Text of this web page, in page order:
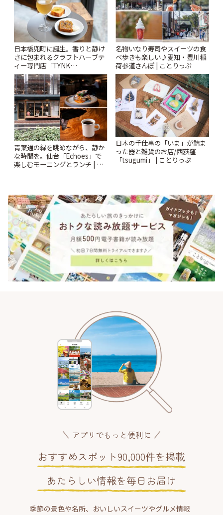
日本橋兜町に誕生。香りと静け
さに包まれるクラフトハーブテ
ィー専門店「TYNK
Kabutocho」 | ことりっぷ
名物いなり寿司やスイーツの食
べ歩きも楽しい♪愛知・豊川稲
荷参道さんぽ | ことりっぷ
青葉通の緑を眺めながら、静か
な時間を。仙台「Echoes」で
楽しむモーニングとランチ | こ
日本の手仕事の「いま」が詰ま
った器と雑貨のお店/西荻窪
「tsugumi」 | ことりっぷ
アプリでもっと便利に
おすすめスポット90,000件を掲載
あたらしい情報を毎日お届け
季節の景色や名所、おいしいスイーツやグルメ情報